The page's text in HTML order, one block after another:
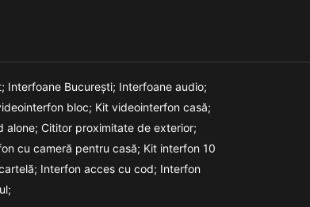
Interfoane București; Interfoane audio;
bloc; Kit videointerfon casă;
alone; Cititor proximitate de exterior;
cu cameră pentru casă; Kit interfon 10
Interfon acces cu cod; Interfon